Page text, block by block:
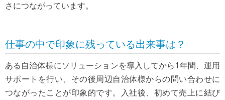
さにつながっています。
仕事の中で印象に残っている出来事は？
ある自治体様にソリューションを導入してから1年間、運用
サポートを行い、その後周辺自治体様からの問い合わせに
つながったことが印象的です。入社後、初めて売上に結び